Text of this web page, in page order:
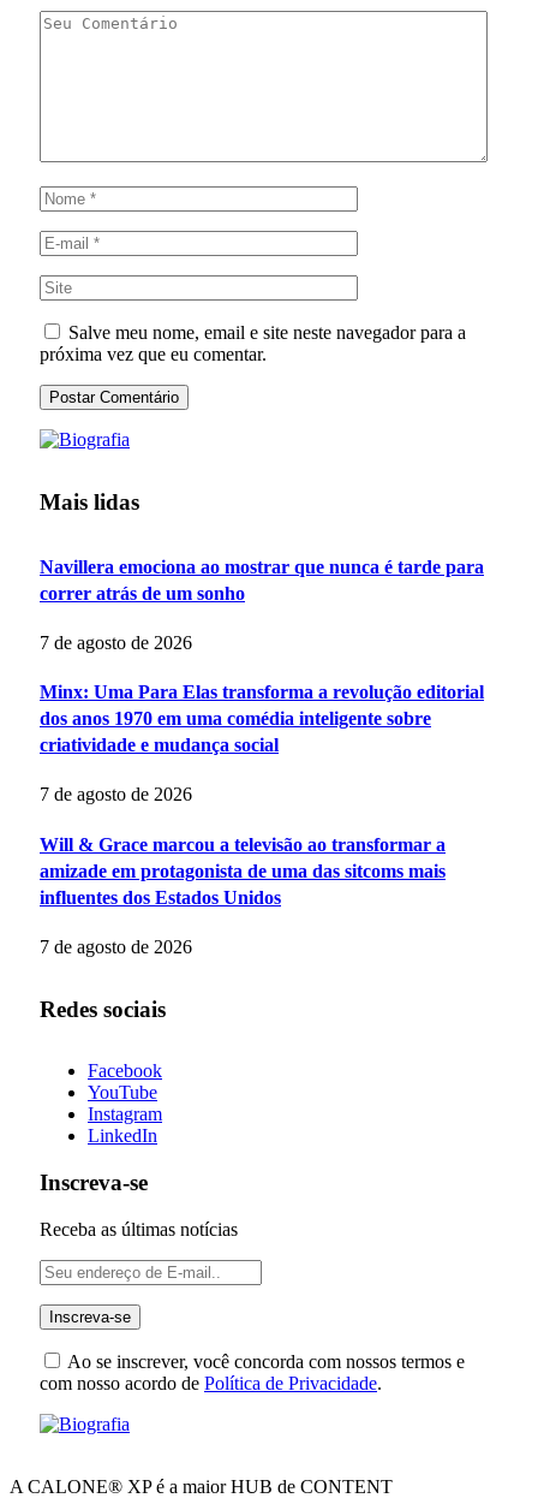
Salve meu nome, email e site neste navegador para a
próxima vez que eu comentar.
Mais lidas
Navillera emociona ao mostrar que nunca é tarde para
correr atrás de um sonho
7 de agosto de 2026
Minx: Uma Para Elas transforma a revolução editorial
dos anos 1970 em uma comédia inteligente sobre
criatividade e mudança social
7 de agosto de 2026
Will & Grace marcou a televisão ao transformar a
amizade em protagonista de uma das sitcoms mais
influentes dos Estados Unidos
7 de agosto de 2026
Redes sociais
Facebook
YouTube
Instagram
LinkedIn
Inscreva-se
Receba as últimas notícias
Ao se inscrever, você concorda com nossos termos e
com nosso acordo de Política de Privacidade.
A CALONE® XP é a maior HUB de CONTENT